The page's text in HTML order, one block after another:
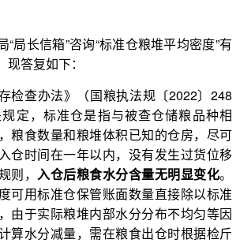
“局长信箱”咨询“标准仓粮堆平均密度”有
答复如下：
检查办法》（国粮执法规〔2022〕248
定，标准仓是指与被查仓储粮品种相
粮食数量和粮堆体积已知的仓房，尽可
仓时间在一年以内，没有发生过货位移
则，入仓后粮食水分含量无明显变化。
可用标准仓保管账面数量直接除以标准
由于实际粮堆内部水分分布不均匀等因
算水分减量，需在粮食出仓时根据检斤